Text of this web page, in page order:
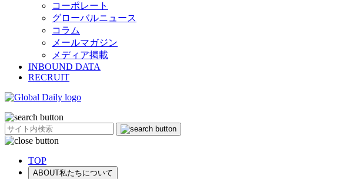
コーポレート
グローバルニュース
コラム
メールマガジン
メディア掲載
INBOUND DATA
RECRUIT
TOP
ABOUT私たちについて